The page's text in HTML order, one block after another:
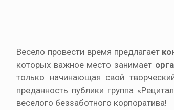
Весело провести время предлагает
которых важное место занимает
только начинающая свой
преданность публики группа
веселого беззаботного корпоратива!